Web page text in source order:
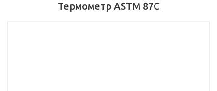
Термометр ASTM 87C